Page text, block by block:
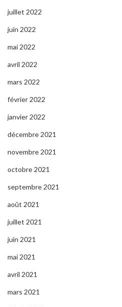
juillet 2022
juin 2022
mai 2022
avril 2022
mars 2022
février 2022
janvier 2022
décembre 2021
novembre 2021
octobre 2021
septembre 2021
août 2021
juillet 2021
juin 2021
mai 2021
avril 2021
mars 2021